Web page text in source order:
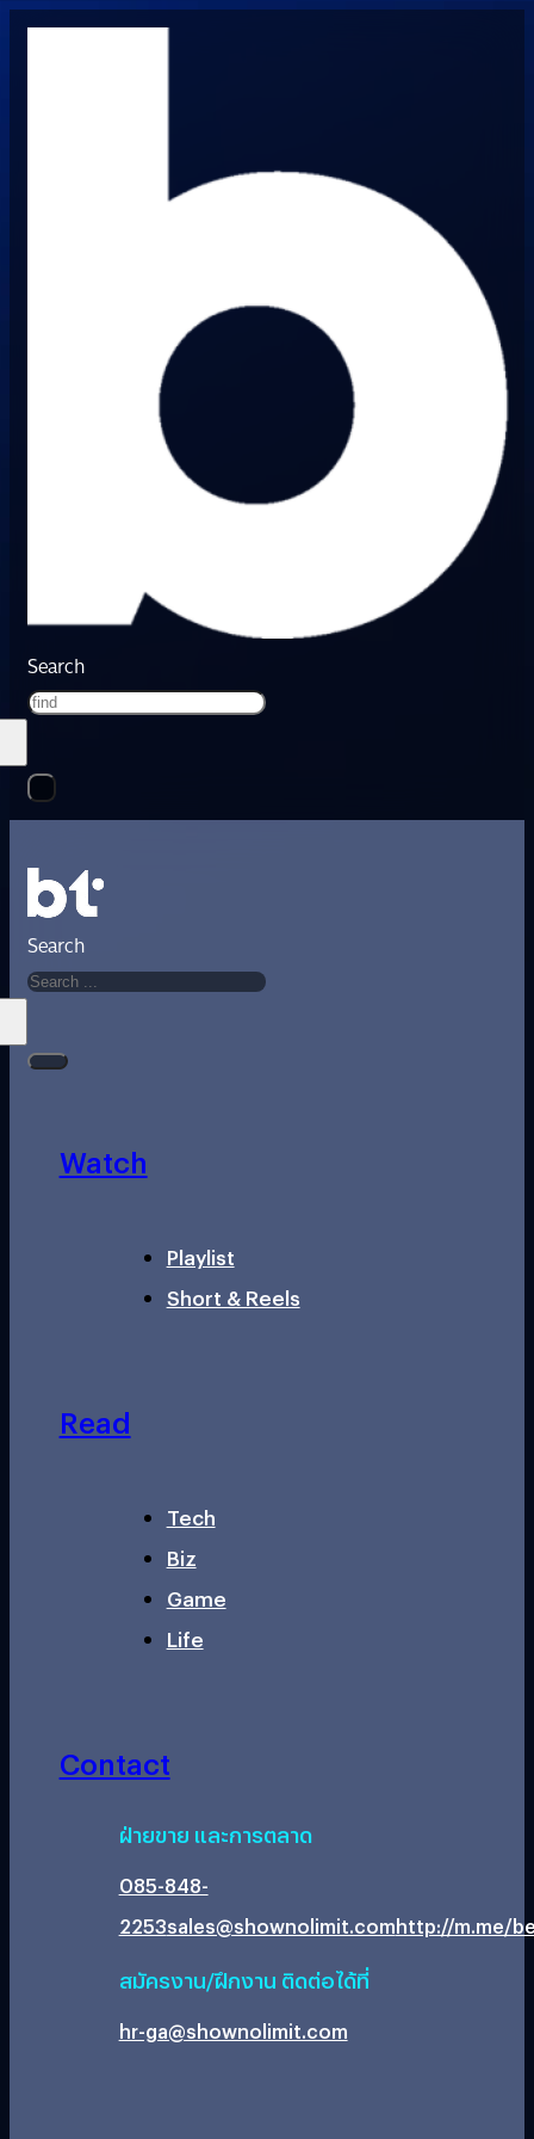
Search
Search
Watch
Playlist
Short & Reels
Read
Tech
Biz
Game
Life
Contact
ฝ่ายขาย และการตลาด
085-848-
2253sales@shownolimit.comhttp://m.me/
สมัครงาน/ฝึกงาน ติดต่อได้ที่
hr-ga@shownolimit.com